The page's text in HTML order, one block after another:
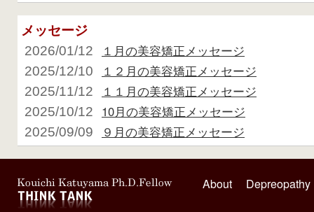
メッセージ
2026/01/12 １月の美容矯正メッセージ
2025/12/10 １２月の美容矯正メッセージ
2025/11/12 １１月の美容矯正メッセージ
2025/10/12 10月の美容矯正メッセージ
2025/09/09 ９月の美容矯正メッセージ
About Depreopathy